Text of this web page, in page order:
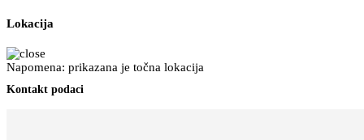
Lokacija
Napomena: prikazana je točna lokacija
Kontakt podaci